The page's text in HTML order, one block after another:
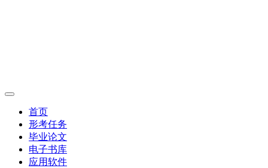
首页
形考任务
毕业论文
电子书库
应用软件